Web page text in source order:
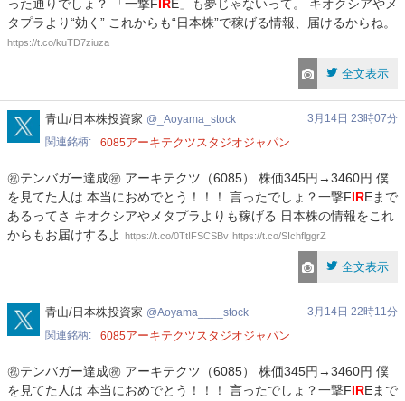
った通りでしょ？ 「一撃F IRE」も夢じゃないって。 キオクシアやメ
タプラより“効く” これからも“日本株”で稼げる情報、届けるからね。
https://t.co/kuTD7ziuza
全文表示
_Aoyama_stock
青山/日本株投資家 _Aoyama_stock
3月14日 23時07分
関連銘柄
6085アーキテクツスタジオジャパン
㊗テンバガー達成㊗ アーキテクツ（6085） 株価345円→3460円 僕
を見てた人は 本当におめでとう！！！ 言ったでしょ？一撃FIREまで
あるってさ キオクシアやメタプラよりも稼げる 日本株の情報をこれ
からもお届けするよ https://t.co/0TtIFSCSBv https://t.co/SIchflggrZ
全文表示
Aoyama____stock
青山/日本株投資家 Aoyama____stock
3月14日 22時11分
関連銘柄
6085アーキテクツスタジオジャパン
㊗テンバガー達成㊗ アーキテクツ（6085） 株価345円→3460円 僕
を見てた人は 本当におめでとう！！！ 言ったでしょ？一撃FIREまで